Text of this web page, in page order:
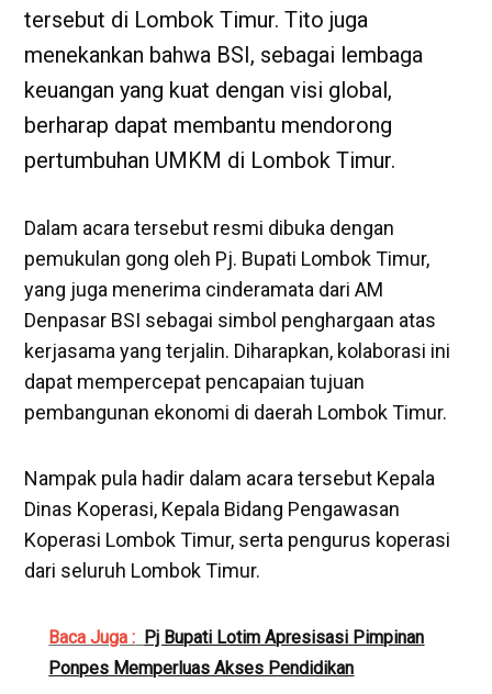
tersebut di Lombok Timur. Tito juga
menekankan bahwa BSI, sebagai lembaga
keuangan yang kuat dengan visi global,
berharap dapat membantu mendorong
pertumbuhan UMKM di Lombok Timur.
Dalam acara tersebut resmi dibuka dengan
pemukulan gong oleh Pj. Bupati Lombok Timur,
yang juga menerima cinderamata dari AM
Denpasar BSI sebagai simbol penghargaan atas
kerjasama yang terjalin. Diharapkan, kolaborasi ini
dapat mempercepat pencapaian tujuan
pembangunan ekonomi di daerah Lombok Timur.
Nampak pula hadir dalam acara tersebut Kepala
Dinas Koperasi, Kepala Bidang Pengawasan
Koperasi Lombok Timur, serta pengurus koperasi
dari seluruh Lombok Timur.
Baca Juga : Pj Bupati Lotim Apresisasi Pimpinan
Ponpes Memperluas Akses Pendidikan